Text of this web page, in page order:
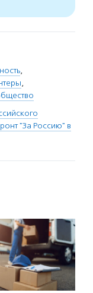
,
,
"За Россию" в